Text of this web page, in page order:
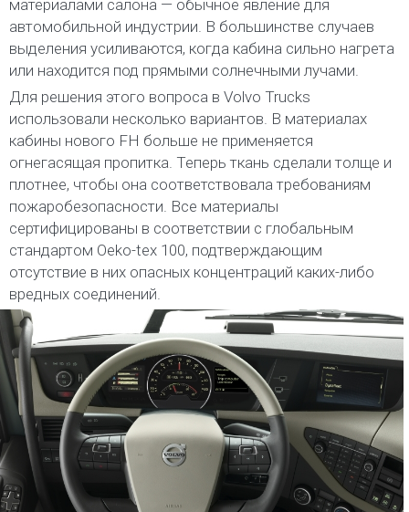
материалами салона — обычное явление для
автомобильной индустрии. В большинстве случаев
выделения усиливаются, когда кабина сильно нагрета
или находится под прямыми солнечными лучами.
Для решения этого вопроса в Volvo Trucks
использовали несколько вариантов. В материалах
кабины нового FH больше не применяется
огнегасящая пропитка. Теперь ткань сделали толще и
плотнее, чтобы она соответствовала требованиям
пожаробезопасности. Все материалы
сертифицированы в соответствии с глобальным
стандартом Oeko-tex 100, подтверждающим
отсутствие в них опасных концентраций каких-либо
вредных соединений.